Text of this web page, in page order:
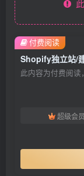
此
此内容为付费阅读
超级会员
付费阅读